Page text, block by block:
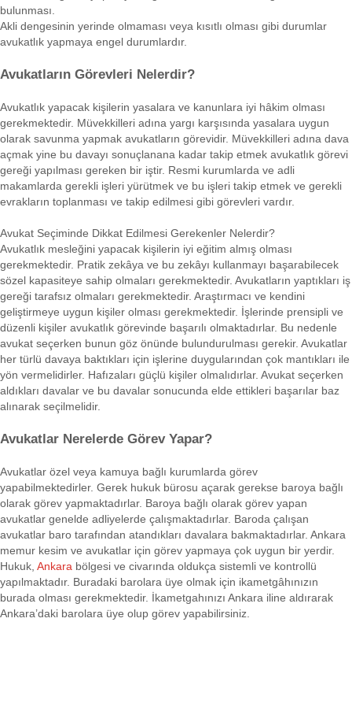
bulunması.
Akli dengesinin yerinde olmaması veya kısıtlı olması gibi durumlar
avukatlık yapmaya engel durumlardır.
Avukatların Görevleri Nelerdir?
Avukatlık yapacak kişilerin yasalara ve kanunlara iyi hâkim olması
gerekmektedir. Müvekkilleri adına yargı karşısında yasalara uygun
olarak savunma yapmak avukatların görevidir. Müvekkilleri adına dava
açmak yine bu davayı sonuçlanana kadar takip etmek avukatlık görevi
gereği yapılması gereken bir iştir. Resmi kurumlarda ve adli
makamlarda gerekli işleri yürütmek ve bu işleri takip etmek ve gerekli
evrakların toplanması ve takip edilmesi gibi görevleri vardır.
Avukat Seçiminde Dikkat Edilmesi Gerekenler Nelerdir?
Avukatlık mesleğini yapacak kişilerin iyi eğitim almış olması
gerekmektedir. Pratik zekâya ve bu zekâyı kullanmayı başarabilecek
sözel kapasiteye sahip olmaları gerekmektedir. Avukatların yaptıkları iş
gereği tarafsız olmaları gerekmektedir. Araştırmacı ve kendini
geliştirmeye uygun kişiler olması gerekmektedir. İşlerinde prensipli ve
düzenli kişiler avukatlık görevinde başarılı olmaktadırlar. Bu nedenle
avukat seçerken bunun göz önünde bulundurulması gerekir. Avukatlar
her türlü davaya baktıkları için işlerine duygularından çok mantıkları ile
yön vermelidirler. Hafızaları güçlü kişiler olmalıdırlar. Avukat seçerken
aldıkları davalar ve bu davalar sonucunda elde ettikleri başarılar baz
alınarak seçilmelidir.
Avukatlar Nerelerde Görev Yapar?
Avukatlar özel veya kamuya bağlı kurumlarda görev
yapabilmektedirler. Gerek hukuk bürosu açarak gerekse baroya bağlı
olarak görev yapmaktadırlar. Baroya bağlı olarak görev yapan
avukatlar genelde adliyelerde çalışmaktadırlar. Baroda çalışan
avukatlar baro tarafından atandıkları davalara bakmaktadırlar. Ankara
memur kesim ve avukatlar için görev yapmaya çok uygun bir yerdir.
Hukuk, Ankara bölgesi ve civarında oldukça sistemli ve kontrollü
yapılmaktadır. Buradaki barolara üye olmak için ikametgâhınızın
burada olması gerekmektedir. İkametgahınızı Ankara iline aldırarak
Ankara’daki barolara üye olup görev yapabilirsiniz.